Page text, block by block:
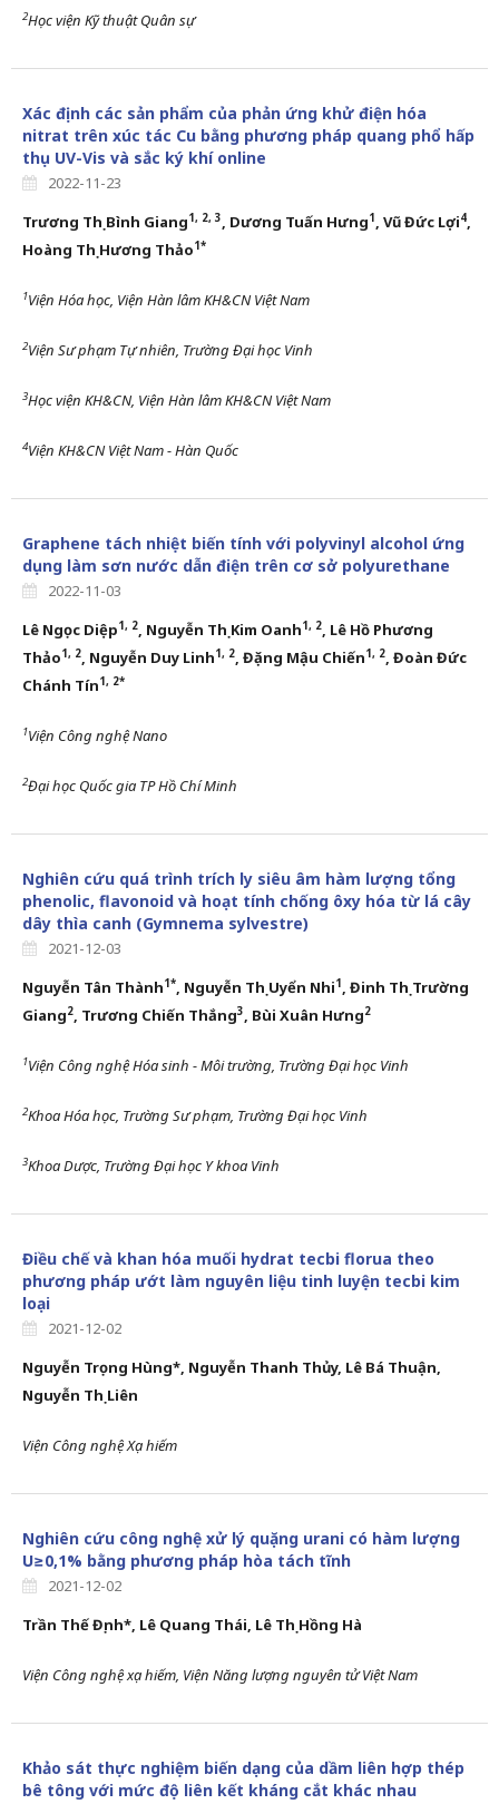
2Học viện Kỹ thuật Quân sự
Xác định các sản phẩm của phản ứng khử điện hóa
nitrat trên xúc tác Cu bằng phương pháp quang phổ hấp
thụ UV-Vis và sắc ký khí online
2022-11-23
Trương Thị Bình Giang1, 2, 3, Dương Tuấn Hưng1 , Vũ Đức Lợi4,
Hoàng Thị Hương Thảo1*
1Viện Hóa học, Viện Hàn lâmKH&CNViệt Nam
2Viện Sư phạm Tự nhiên, Trường Đại học Vinh
3Học viện KH&CN, Viện Hàn lâm KH&CNViệt Nam
4Viện KH&CN Việt Nam - Hàn Quốc
Graphene tách nhiệt biến tính với polyvinyl alcohol ứng
dụng làm sơn nước dẫn điện trên cơ sở polyurethane
2022-11-03
Lê Ngọc Diệp1, 2, Nguyễn Thị Kim Oanh1, 2, Lê Hồ Phương
Thảo1, 2, Nguyễn Duy Linh1, 2, Đặng Mậu Chiến1, 2, Đoàn Đức
Chánh Tín1, 2*
1Viện Công nghệ Nano
2Đại học Quốc gia TP Hồ Chí Minh
Nghiên cứu quá trình trích ly siêu âm hàm lượng tổng
phenolic, flavonoid và hoạt tính chống ôxy hóa từ lá cây
dây thìa canh (Gymnema sylvestre)
2021-12-03
Nguyễn Tân Thành1 *, Nguyễn Thị Uyển Nhi1 , Đinh Thị Trường
Giang2, Trương Chiến Thắng3, Bùi Xuân Hưng2
1Viện Công nghệ Hóa sinh - Môi trường, Trường Đại học Vinh
2Khoa Hóa học, Trường Sư phạm, Trường Đại học Vinh
3Khoa Dược, Trường Đại học Y khoa Vinh
Điều chế và khan hóa muối hydrat tecbi florua theo
phương pháp ướt làm nguyên liệu tinh luyện tecbi kim
loại
2021-12-02
Nguyễn Trọng Hùng*, Nguyễn Thanh Thủy, Lê Bá Thuận,
Nguyễn Thị Liên
Viện Công nghệXạ hiếm
Nghiên cứu công nghệ xử lý quặng urani có hàm lượng
U≥0,1% bằng phương pháp hòa tách tĩnh
2021-12-02
Trần Thế Định*, Lê Quang Thái, Lê Thị Hồng Hà
Viện Công nghệ xạ hiếm, Viện Năng lượng nguyên tử Việt Nam
Khảo sát thực nghiệm biến dạng của dầm liên hợp thép
bê tông với mức độ liên kết kháng cắt khác nhau